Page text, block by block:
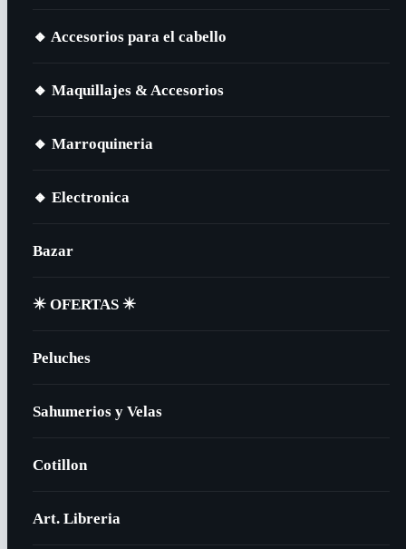
🔸​ Accesorios para el cabello
🔸​ Maquillajes & Accesorios
🔸​ Marroquineria
🔸​ Electronica
Bazar
✴️​ OFERTAS ✴️​
Peluches
Sahumerios y Velas
Cotillon
Art. Libreria